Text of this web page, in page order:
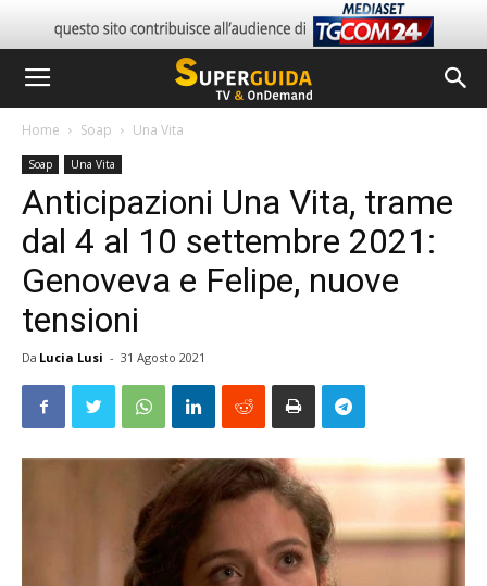
Home Soap Una Vita
Soap Una Vita
Anticipazioni Una Vita, trame
dal 4 al 10 settembre 2021:
Genoveva e Felipe, nuove
tensioni
Da Lucia Lusi - 31 Agosto 2021